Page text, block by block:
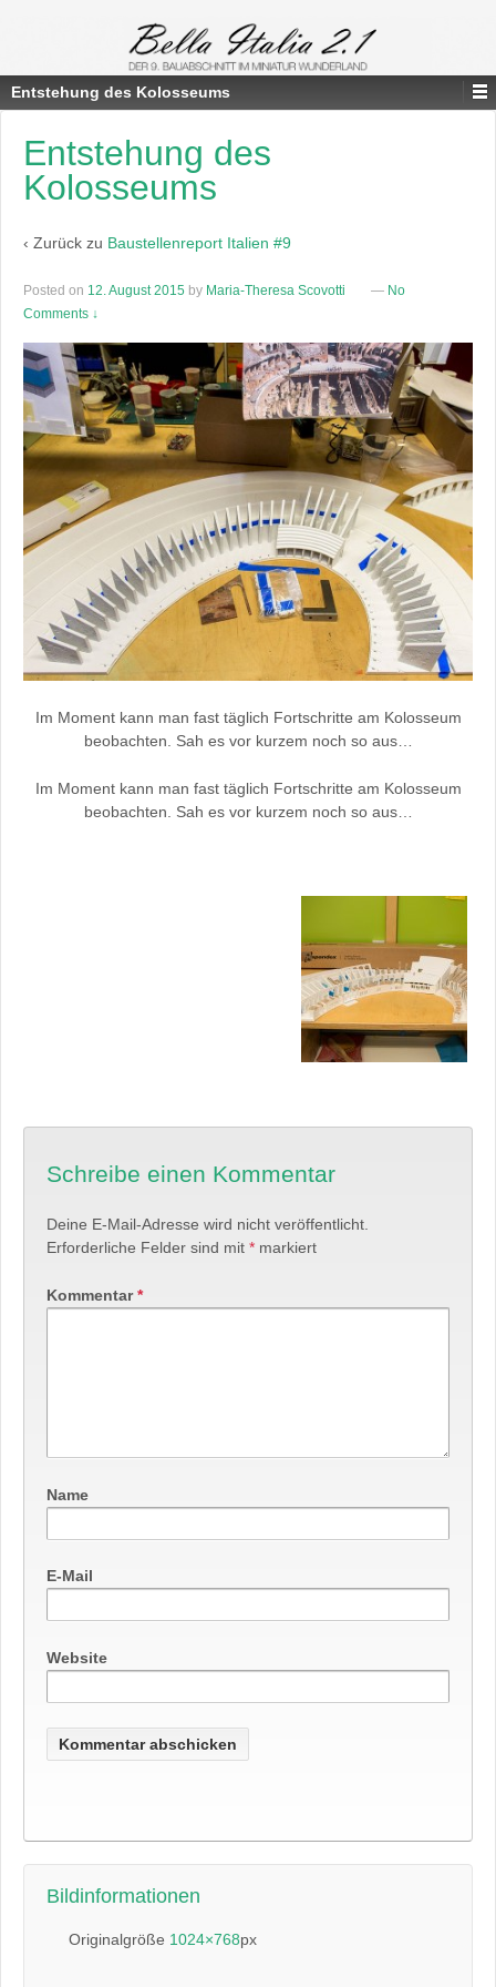
Entstehung des Kolosseums
Entstehung des
Kolosseums
‹ Zurück zu Baustellenreport Italien #9
Posted on 12. August 2015 by Maria-Theresa Scovotti — No
Comments ↓
Im Moment kann man fast täglich Fortschritte am Kolosseum
beobachten. Sah es vor kurzem noch so aus…
Im Moment kann man fast täglich Fortschritte am Kolosseum
beobachten. Sah es vor kurzem noch so aus…
Schreibe einen Kommentar
Deine E-Mail-Adresse wird nicht veröffentlicht.
Erforderliche Felder sind mit * markiert
Kommentar*
Name
E-Mail
Website
Bildinformationen
Originalgröße 1024×768px